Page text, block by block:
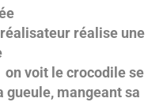
réalise une
voit le crocodile se
gueule, mangeant sa